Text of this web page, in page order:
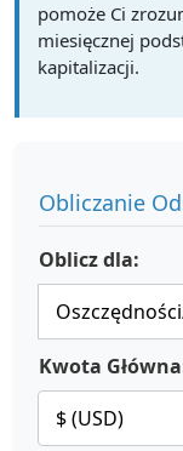
pomoże Ci
miesięcznej
kapitalizacji.
Obliczanie
Oblicz dla:
Kwota